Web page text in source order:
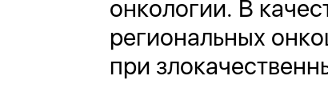
онкологии. В
региональных
при